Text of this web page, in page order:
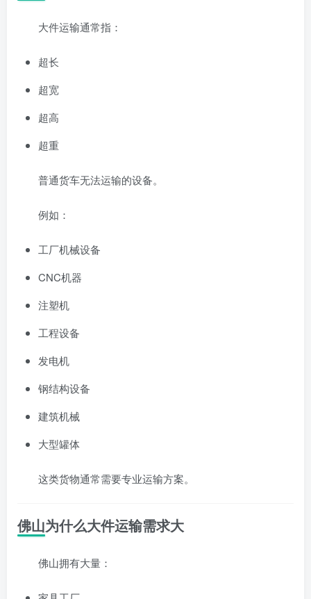
大件运输通常指：
超长
超宽
超高
超重
普通货车无法运输的设备。
例如：
工厂机械设备
CNC机器
注塑机
工程设备
发电机
钢结构设备
建筑机械
大型罐体
这类货物通常需要专业运输方案。
佛山为什么大件运输需求大
佛山拥有大量：